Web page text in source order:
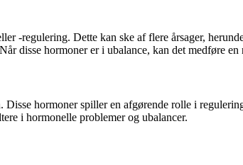
-regulering. Dette kan ske af flere årsager,
disse hormoner er i ubalance, kan det medføre
hormoner spiller en afgørende rolle i
i hormonelle problemer og ubalancer.